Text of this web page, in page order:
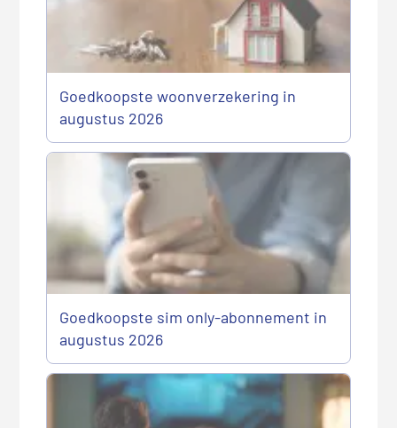
Goedkoopste woonverzekering in
augustus 2026
Goedkoopste sim only-abonnement in
augustus 2026